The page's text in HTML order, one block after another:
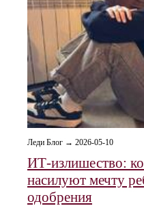
Леди Блог → 2026-05-10
ИТ-излишество:
насилуют мечту
одобрения